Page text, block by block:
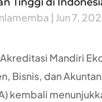
Tinggi di
| Jun 7,
Mandiri
Bisnis, dan
kembali